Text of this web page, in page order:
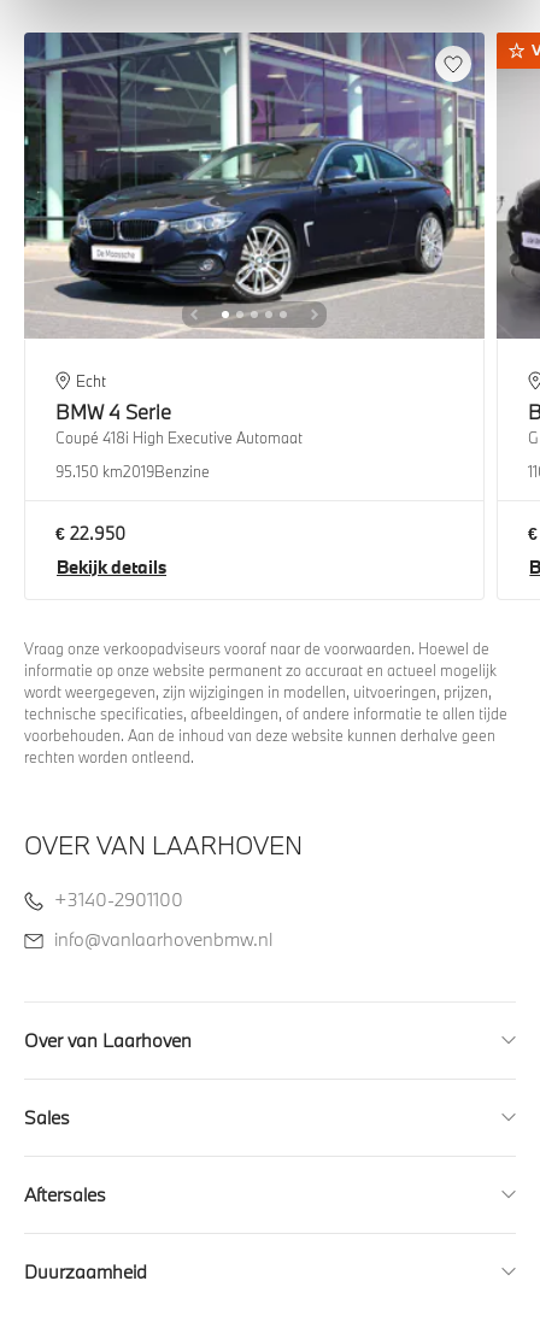
Echt
BMW4 Serie
Coupé 418i High Executive Automaat
95.150 km2019Benzine
€ 22.950
Bekijk details
Vraag onze verkoopadviseurs vooraf naar de voorwaarden. Hoewel de
informatie op onze website permanent zo accuraat en actueel mogelijk
wordt weergegeven, zijn wijzigingen in modellen, uitvoeringen, prijzen,
technische specificaties, afbeeldingen, of andere informatie te allen tijde
voorbehouden. Aan de inhoud van deze website kunnen derhalve geen
rechten worden ontleend.
OVER VAN LAARHOVEN
+3140-2901100
info@vanlaarhovenbmw.nl
Over van Laarhoven
Sales
Aftersales
Duurzaamheid